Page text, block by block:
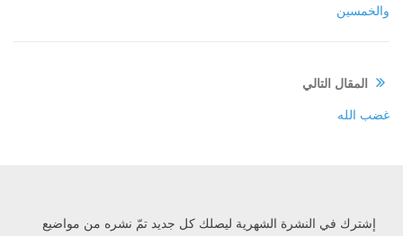
والخمسين
المقال التالي
غضب الله
إشترك في النشرة الشهرية ليصلك كل جديد تمّ نشره من مواضيع